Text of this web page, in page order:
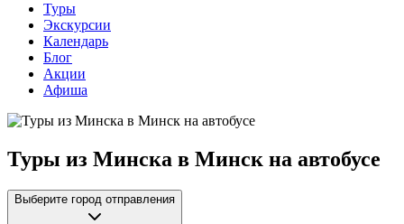
Туры
Экскурсии
Календарь
Блог
Акции
Афиша
Туры из Минска в Минск на автобусе
Выберите город отправления